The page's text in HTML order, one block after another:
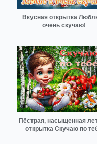
Вкусная открытка
очень скучаю!
Пёстрая, насыщенная
открытка Скучаю по